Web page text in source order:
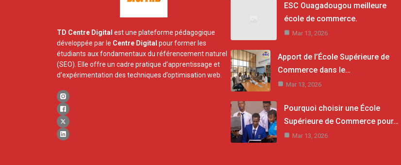
TD Centre Digital est une plateforme pédagogique
développée par le Centre Digital pour former les
étudiants aux fondamentaux du référencement naturel
(SEO). Elle offre un cadre pratique d’apprentissage et
d’expérimentation des techniques d’optimisation web.
ESC Ouagadougou meilleure
école de commerce.
Mar 13, 2026
Apport de l’École Supérieure de
Commerce dans le…
Mar 13, 2026
Pourquoi choisir une École
Supérieure de Commerce pour…
Mar 13, 2026